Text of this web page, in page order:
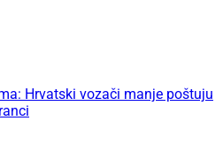
Hrvatski vozači manje poštuju